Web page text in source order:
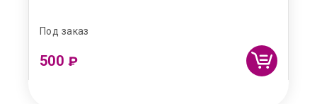
Под заказ
500 ₽